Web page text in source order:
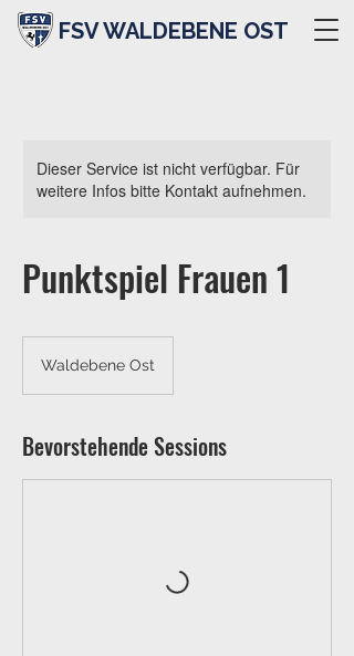
FSV WALDEBENE OST
Dieser Service ist nicht verfügbar. Für
weitere Infos bitte Kontakt aufnehmen.
Punktspiel Frauen 1
Waldebene Ost
Bevorstehende Sessions